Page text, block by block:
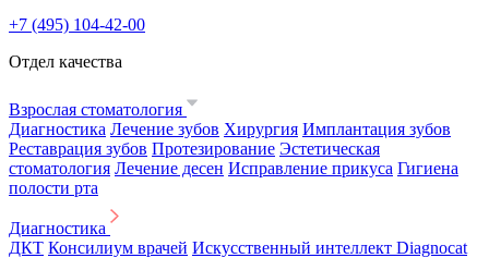
+7 (495) 104-42-00
Отдел качества
Взрослая стоматология
Диагностика Лечение зубов Хирургия Имплантация зубов
Реставрация зубов Протезирование Эстетическая
стоматология Лечение десен Исправление прикуса Гигиена
полости рта
Диагностика
ДКТ Консилиум врачей Искусственный интеллект Diagnocat